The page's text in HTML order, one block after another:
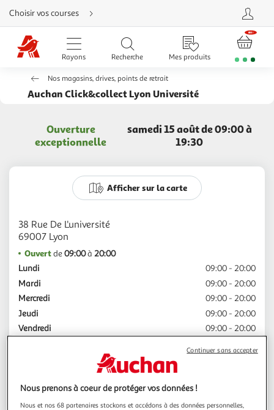
Aller
directement
au
contenu
Aller
directement
recherche
Aller
directement
directement
d'aide
Choisir vos courses
Rayons Recherche Mes produits
Nos magasins, drives, points de retrait
Auchan Click&collect Lyon Université
Ouverture
exceptionnelle
samedi 15 août de 09:00 à
19:30
Afficher sur la carte
38 Rue De L'université
Ouvertde09:00à 20:00
Lundi
09:00 - 20:00
Mardi
09:00 - 20:00
Mercredi
09:00 - 20:00
Jeudi
09:00 - 20:00
Vendredi
09:00 - 20:00
Choisir ce Click & Collect
Nous prenons à coeur de protéger vos données !
Nous et nos 68 partenaires stockons et accédons à des données personnelles,
Continuer sans accepter